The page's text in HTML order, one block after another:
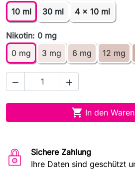
10 ml
30 ml 4 x 10 ml
Nikotin: 0 mg
0 mg
3 mg 6 mg 12 mg
 
 In den
Sichere Zahlung
Ihre Daten sind geschützt